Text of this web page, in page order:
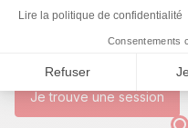
Lire la politique de confidentialité
Consentements
Refuser
Ateliers et
échanger sur des
d'entreprise avec des
Je trouve une session